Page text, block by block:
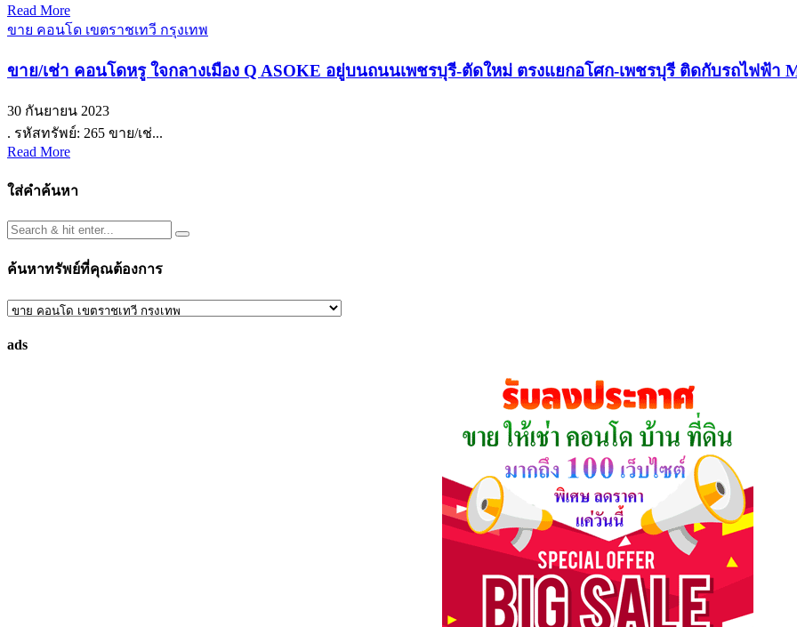
Read More
ขาย คอนโด เขตราชเทวี กรุงเทพ
ขาย/เช่า คอนโดหรู ใจกลางเมือง Q ASOKE อยู่บนถนนเพชรบุรี-ตัดใหม่ ตรงแยกอโศก-เพชรบุรี ติดกับรถไฟฟ้า
30 กันยายน 2023
. รหัสทรัพย์: 265 ขาย/เช่...
Read More
ใส่คำค้นหา
ค้นหาทรัพย์ที่คุณต้องการ
ค้นหา
ที่
ads